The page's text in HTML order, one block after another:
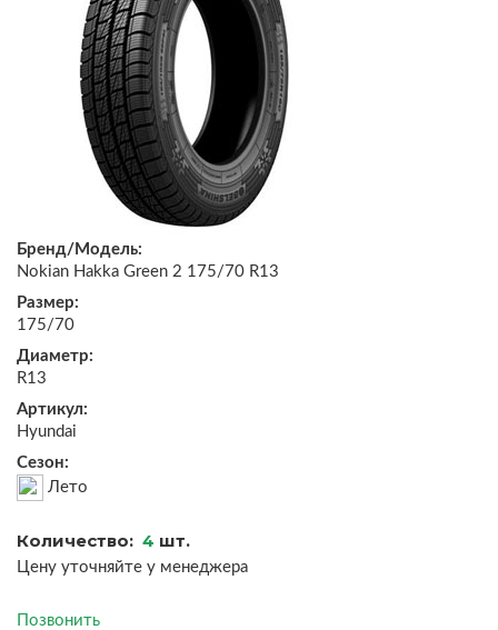
Бренд/Модель:
Nokian Hakka Green 2 175/70 R13
Размер:
175/70
Диаметр:
R13
Артикул:
Hyundai
Сезон:
Лето
Количество: 4 шт.
Цену уточняйте у менеджера
Позвонить